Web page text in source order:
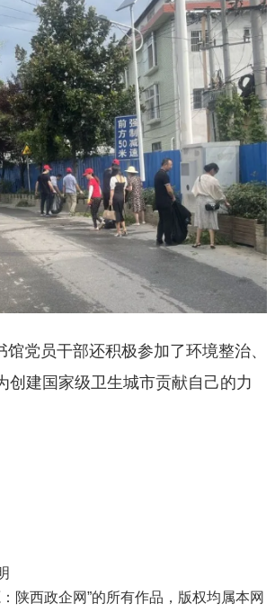
馆党员干部还积极参加了环境整治、
创建国家级卫生城市贡献自己的力
陕西政企网”的所有作品，版权均属本网